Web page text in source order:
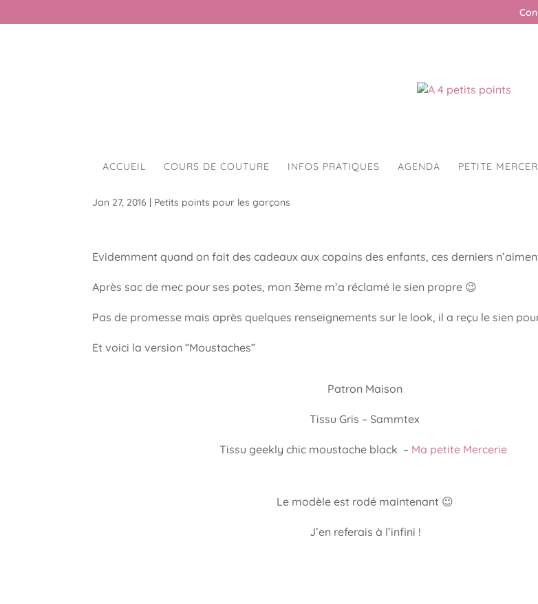
ACCUEIL COURS DE COUTURE INFOS PRATIQUES AGENDA PETITE
Sac de petit mec #3
Jan 27, 2016 | Petits points pour les garçons
Evidemment quand on fait des cadeaux aux copains des enfants, ces derniers
Après sac de mec pour ses potes, mon 3ème m’a réclamé le sien propre 😉
Pas de promesse mais après quelques renseignements sur le look, il a reçu le sien
Et voici la version “Moustaches”
Patron Maison
Tissu Gris – Sammtex
Tissu geekly chic moustache black – Ma petite Mercerie
Le modèle est rodé maintenant 😉
J’en referais à l’infini !